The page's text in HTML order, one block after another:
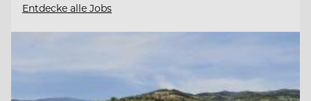
Entdecke alle Jobs